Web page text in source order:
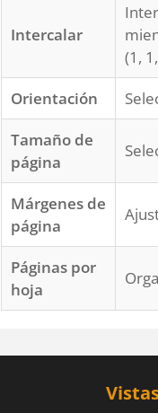
Intercalar
(1,
Orientación
Tamaño de
página
Márgenes de
página
Páginas por
hoja